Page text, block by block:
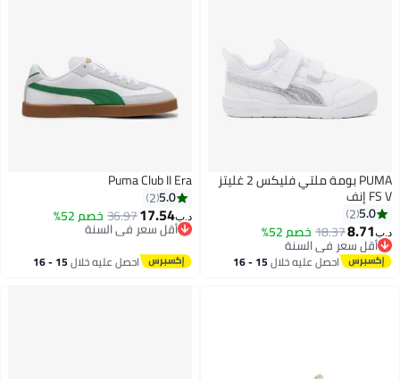
PUMA بومة ملتي فليكس 2 غليتز
FS V إنف
5.0
2
د.ب‏8.71
18.37خصم 52%
أقل سعر في السنة
أقل سعر في السنة
احصل عليه خلال 15 - 16
Puma Club II Era
5.0
2
د.ب‏17.54
36.97خصم 52%
أقل سعر في السنة
بتخلّص بسرعة
أقل سعر في السنة
احصل عليه خلال 15 - 16